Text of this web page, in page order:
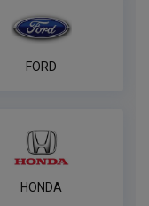
FORD
HONDA